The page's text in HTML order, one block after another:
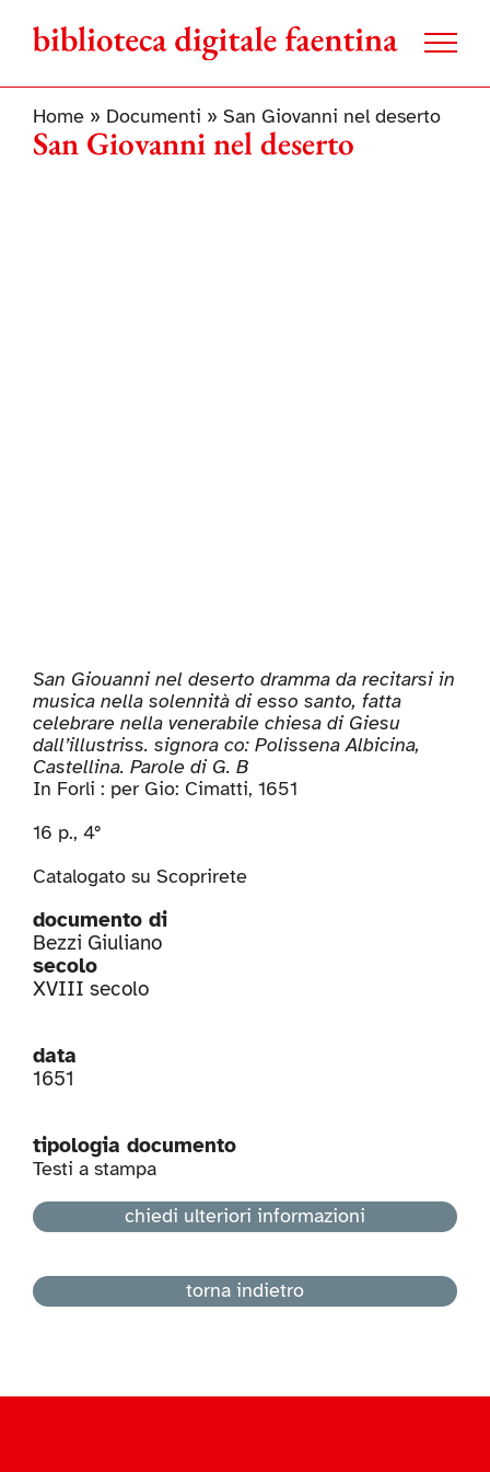
contenuto
Home» Documenti » San Giovanni nel deserto
San Giovanni nel deserto
San Giouanni nel deserto dramma da recitarsi in
musica nella solennità di esso santo, fatta
celebrare nella venerabile chiesa di Giesu
dall’illustriss. signora co: Polissena Albicina,
Castellina. Parole di G. B
In Forli : per Gio: Cimatti, 1651
16 p., 4°
Catalogato su Scoprirete
documento di
Bezzi Giuliano
secolo
XVIII secolo
data
1651
tipologia documento
Testi a stampa
chiedi ulteriori informazioni
torna indietro